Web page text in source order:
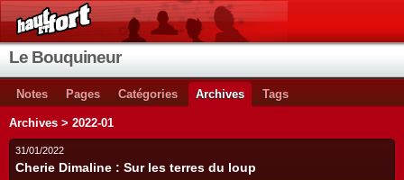
Le Bouquineur
Notes Pages Catégories Archives Tags
Archives > 2022-01
31/01/2022
Cherie Dimaline : Sur les terres du loup